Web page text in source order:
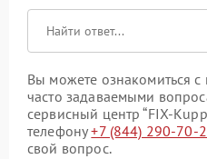
Вы можете ознакомиться
часто задаваемыми
сервисный центр “FIX-
телефону+7 (844) 290-70-
свой вопрос.